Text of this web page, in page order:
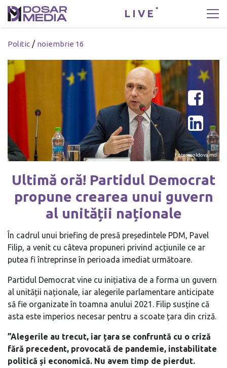
LIVE
Politic / noiembrie 16
Foto: moldova.md
Ultimă oră! Partidul Democrat
propune crearea unui guvern
al unității naționale
În cadrul unui briefing de presă președintele PDM, Pavel
Filip, a venit cu câteva propuneri privind acțiunile ce ar
putea fi întreprinse în perioada imediat următoare.
Partidul Democrat vine cu inițiativa de a forma un guvern
al unității naționale, iar alegerile parlamentare anticipate
să fie organizate în toamna anului 2021. Filip susține că
asta este imperios necesar pentru a scoate țara din criză.
”Alegerile au trecut, iar țara se confruntă cu o criză
fără precedent, provocată de pandemie, instabilitate
politică și economică. Nu avem timp de pierdut.